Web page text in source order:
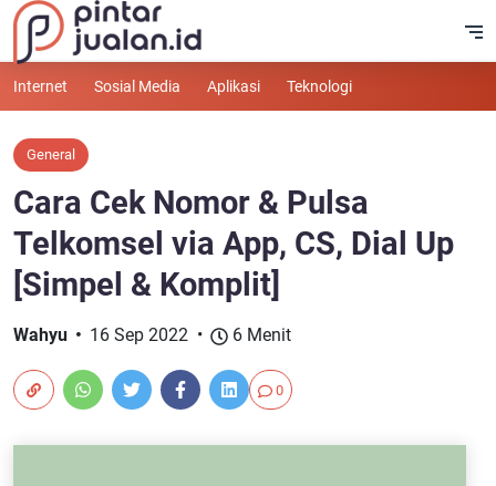
Internet Sosial Media Aplikasi Teknologi
General
Cara Cek Nomor & Pulsa
Telkomsel via App, CS, Dial Up
[Simpel & Komplit]
Wahyu 16 Sep 2022 6 Menit
0